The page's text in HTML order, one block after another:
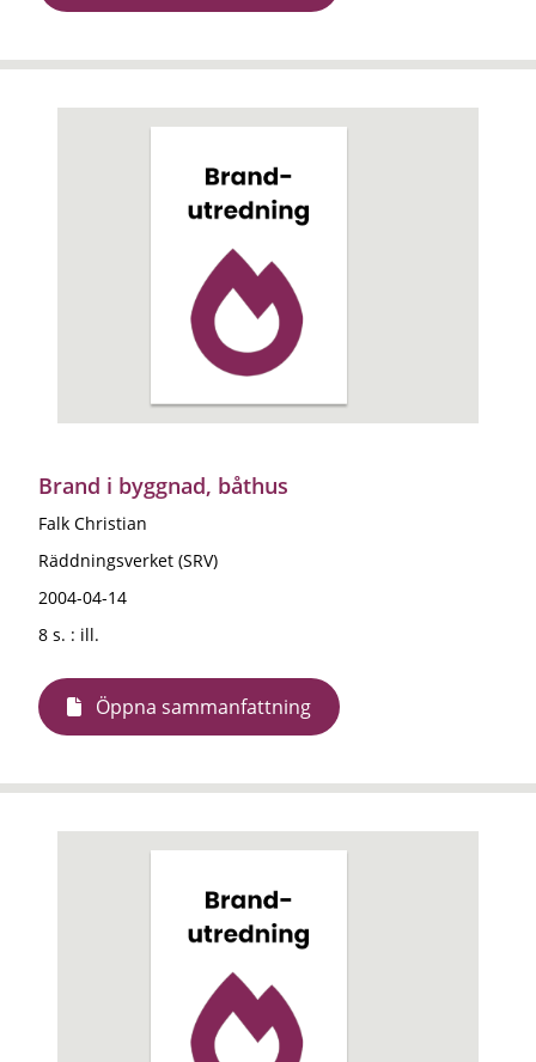
Brand i byggnad, båthus
Falk Christian
Räddningsverket (SRV)
2004-04-14
8 s. : ill.
Öppna sammanfattning